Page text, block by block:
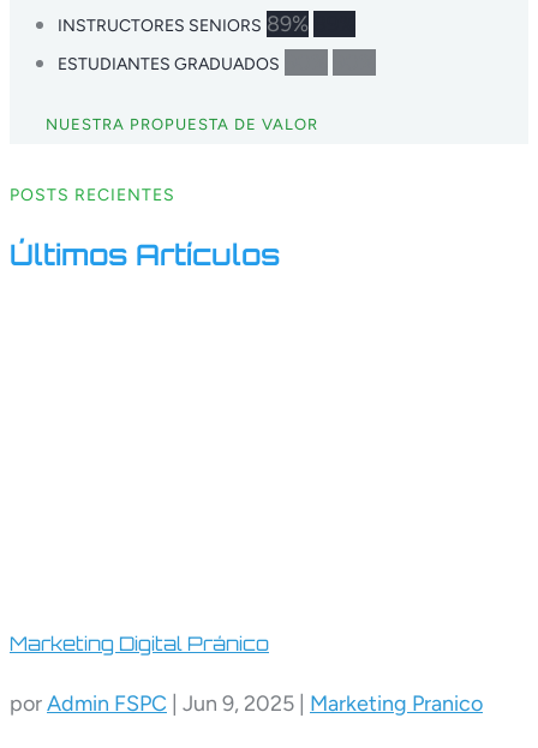
INSTRUCTORES SENIORS 89%
ESTUDIANTES GRADUADOS
NUESTRA PROPUESTA DE VALOR
POSTS RECIENTES
Últimos Artículos
Marketing Digital Pránico
porAdmin FSPC | Jun 9, 2025 | Marketing Pranico